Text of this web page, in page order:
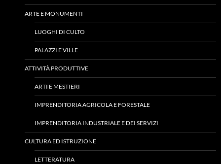
ARTE E MONUMENTI
LUOGHI DI CULTO
PALAZZI E VILLE
ATTIVITÀ PRODUTTIVE
ARTI E MESTIERI
IMPRENDITORIA AGRICOLA E FORESTALE
IMPRENDITORIA INDUSTRIALE E DEI SERVIZI
CULTURA ED ISTRUZIONE
LETTERATURA